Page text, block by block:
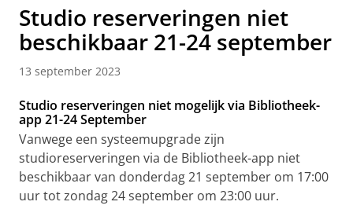
Studio reserveringen niet
beschikbaar 21-24 september
13 september 2023
Studio reserveringen niet mogelijk via Bibliotheek-
app 21-24 September
Vanwege een systeemupgrade zijn
studioreserveringen via de Bibliotheek-app niet
beschikbaar van donderdag 21 september om 17:00
uur tot zondag 24 september om 23:00 uur.